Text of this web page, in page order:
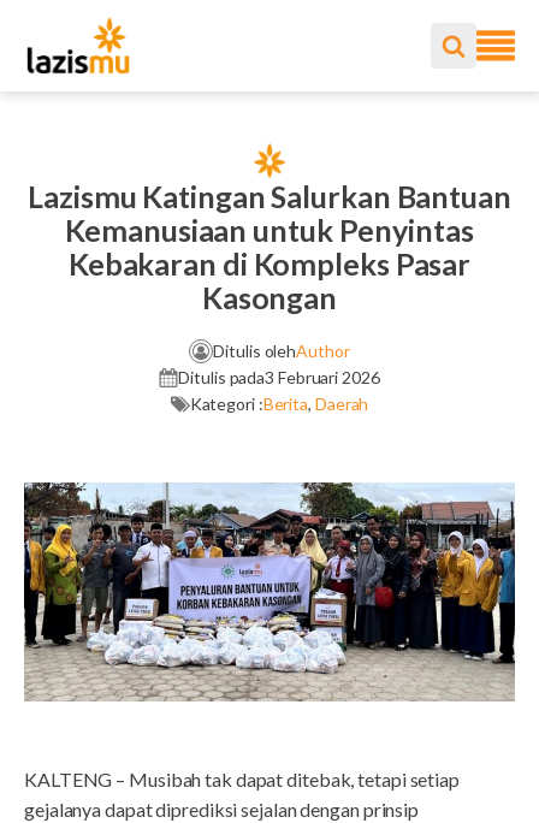
Lazismu Katingan Salurkan Bantuan
Kemanusiaan untuk Penyintas
Kebakaran di Kompleks Pasar
Kasongan
Ditulis olehAuthor
Ditulis pada3 Februari 2026
Kategori :Berita, Daerah
KALTENG – Musibah tak dapat ditebak, tetapi setiap
gejalanya dapat diprediksi sejalan dengan prinsip